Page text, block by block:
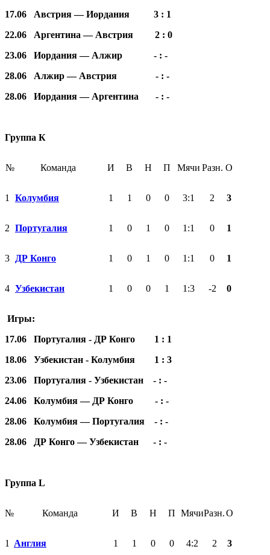
17.06 Австрия — Иордания 3 : 1
22.06 Аргентина — Австрия 2 : 0
23.06 Иордания — Алжир - : -
28.06 Алжир — Австрия - : -
28.06 Иордания — Аргентина - : -
Группа К
№ Команда И В Н П Мячи Разн. О
1 Колумбия 1 1 0 0 3:1 2 3
2 Португалия 1 0 1 0 1:1 0 1
3 ДР Конго 1 0 1 0 1:1 0 1
4 Узбекистан 1 0 0 1 1:3 -2 0
Игры:
17.06 Португалия - ДР Конго 1 : 1
18.06 Узбекистан - Колумбия 1 : 3
23.06 Португалия - Узбекистан - : -
24.06 Колумбия — ДР Конго - : -
28.06 Колумбия — Португалия - : -
28.06 ДР Конго — Узбекистан - : -
Группа L
№ Команда И В Н П МячиРазн.О
1 Англия 1 1 0 0 4:2 2 3